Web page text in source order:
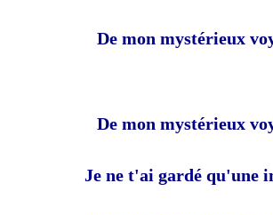
De mon mystérieux
De mon mystérieux
Je ne t'ai gardé qu'une